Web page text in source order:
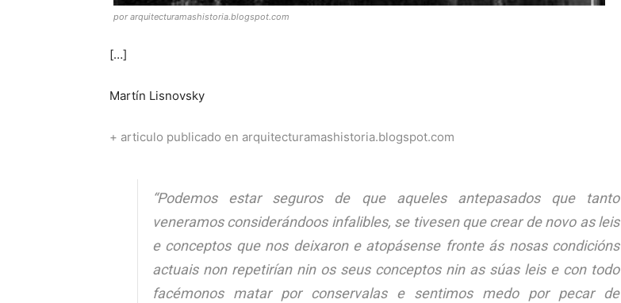
por arquitecturamashistoria.blogspot.com
[…]
Martín Lisnovsky
+ articulo publicado en arquitecturamashistoria.blogspot.com
“Podemos estar seguros de que aqueles antepasados que tanto
veneramos considerándoos infalibles, se tivesen que crear de novo as leis
e conceptos que nos deixaron e atopásense fronte ás nosas condicións
actuais non repetirían nin os seus conceptos nin as súas leis e con todo
facémonos matar por conservalas e sentimos medo por pecar de